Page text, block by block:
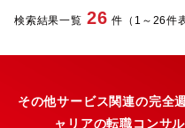
検索結果一覧 26 件（1～26件
その他サービス関連の完全
ャリアの転職コンサ